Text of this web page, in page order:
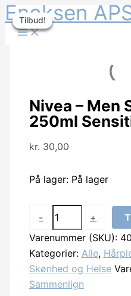
Gå
til
Enoksen
Nivea – Men
250ml
kr. 30,00
På lager: På lager
-
Men
Shampoo
250ml
Sensitive
+
Varenummer (SKU):
Kategorier: Alle,
Skønhed og Helse
Sammenlign
Tilbud!
Tilbud!
Tilbud!
Tilbud!